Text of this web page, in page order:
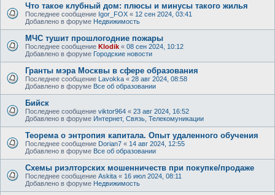
Что такое клубный дом: плюсы и минусы такого жилья
Последнее сообщение Igor_FOX « 12 сен 2024, 03:41
Добавлено в форуме Недвижимость
МЧС тушит прошлогодние пожары
Последнее сообщение Klodik « 08 сен 2024, 10:12
Добавлено в форуме Городские новости
Гранты мэра Москвы в сфере образования
Последнее сообщение Lavokka « 28 авг 2024, 08:58
Добавлено в форуме Все об образовании
Бийск
Последнее сообщение viktor964 « 23 авг 2024, 16:52
Добавлено в форуме Интернет, Связь, Телекомуникации
Теорема о энтропия капитала. Опыт удаленного обучения
Последнее сообщение Dorian7 « 14 авг 2024, 12:55
Добавлено в форуме Все об образовании
Схемы риэлторских мошенничеств при покупке/продаже
Последнее сообщение Askita « 16 июл 2024, 08:11
Добавлено в форуме Недвижимость